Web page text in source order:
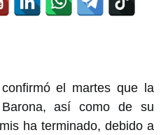
el martes que la
así como de su
ha terminado, debido a